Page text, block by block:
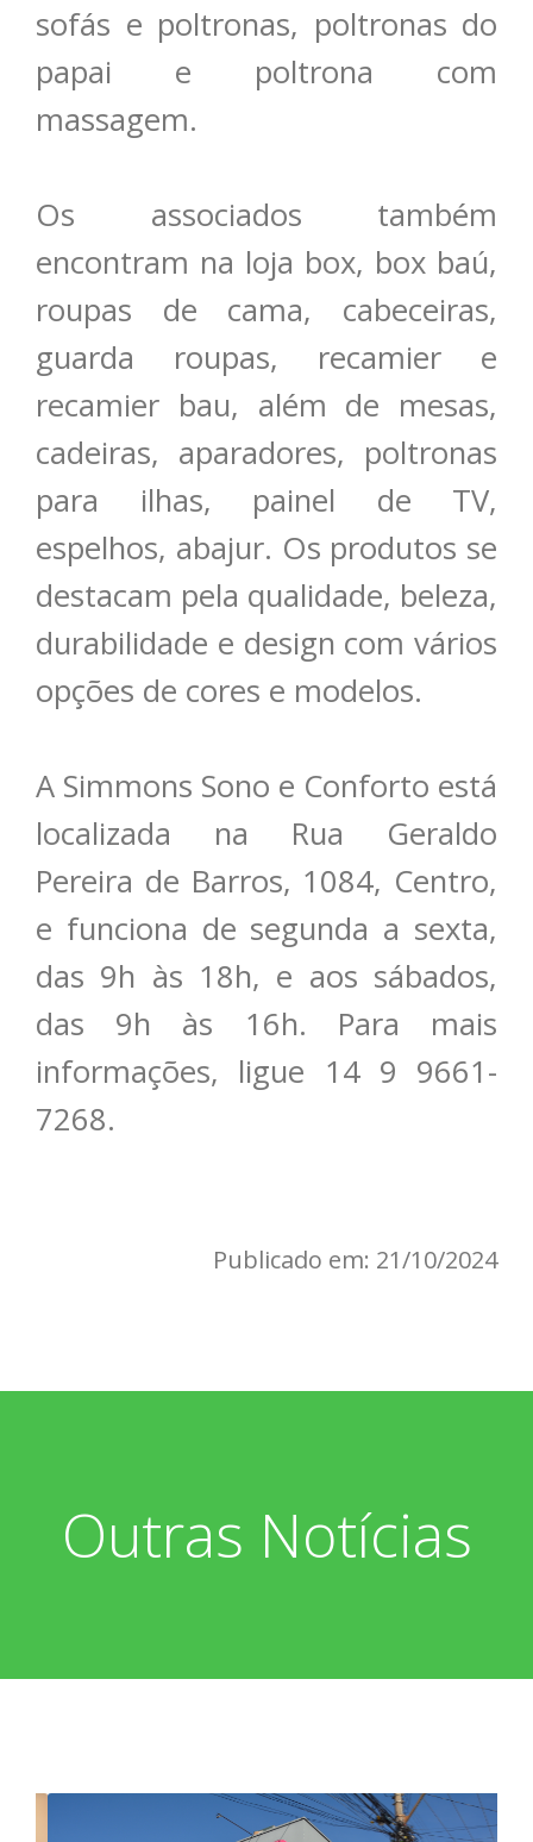
sofás e poltronas, poltronas do
papai e poltrona com
massagem.
Os associados também
encontram na loja box, box baú,
roupas de cama, cabeceiras,
guarda roupas, recamier e
recamier bau, além de mesas,
cadeiras, aparadores, poltronas
para ilhas, painel de TV,
espelhos, abajur. Os produtos se
destacam pela qualidade, beleza,
durabilidade e design com vários
opções de cores e modelos.
A Simmons Sono e Conforto está
localizada na Rua Geraldo
Pereira de Barros, 1084, Centro,
e funciona de segunda a sexta,
das 9h às 18h, e aos sábados,
das 9h às 16h. Para mais
informações, ligue 14 9 9661-
7268.
Publicado em: 21/10/2024
Outras Notícias